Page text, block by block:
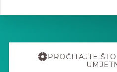
Explore
more PROČITAJTE